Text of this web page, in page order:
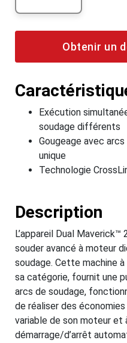
Obtenir un
Exécution
soudage différents
Gougeage avec
unique
Technologie
Description
L’appareil Dual
souder avancé à moteur
soudage. Cette machine
sa catégorie, fournit une
arcs de soudage,
de réaliser des
variable de son moteur
démarrage/d’arrêt